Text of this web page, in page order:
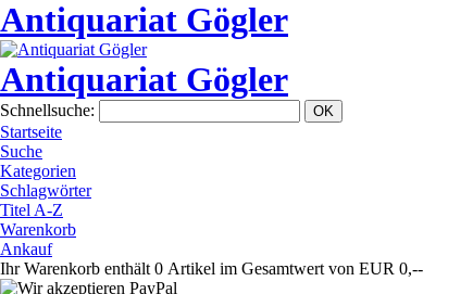
Antiquariat Gögler
Antiquariat Gögler
Schnellsuche:
Startseite
Suche
Kategorien
Schlagwörter
Titel A-Z
Warenkorb
Ankauf
Ihr Warenkorb enthält 0 Artikel im Gesamtwert von EUR 0,--